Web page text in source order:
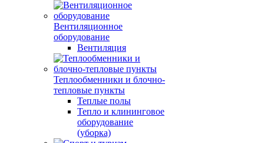
Вентиляционное
оборудование
Вентиляция
Теплообменники и блочно-
тепловые пункты
Теплые полы
Тепло и клининговое
оборудование
(уборка)